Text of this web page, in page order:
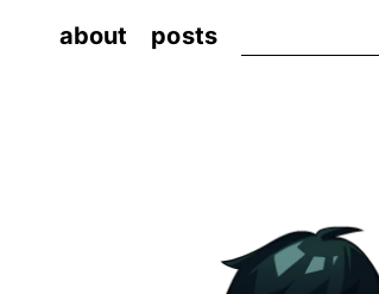
about posts